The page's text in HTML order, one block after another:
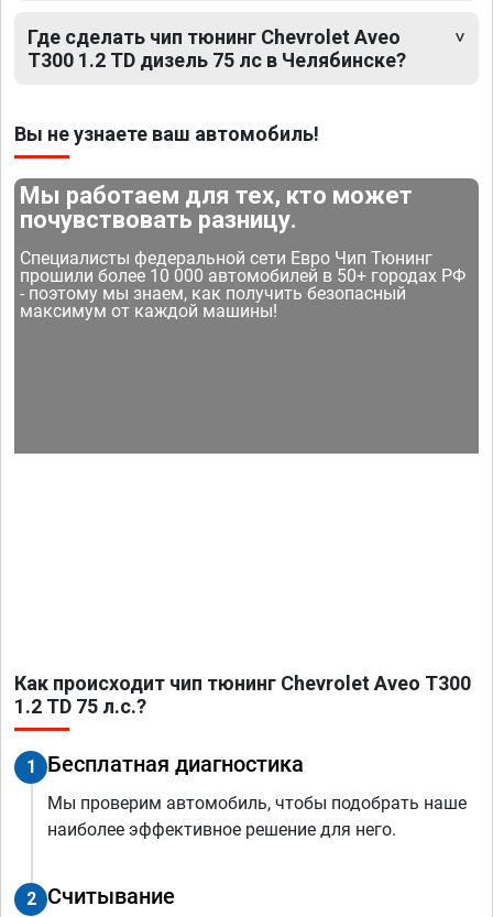
Где сделать чип тюнинг Chevrolet Aveo
T300 1.2 TD дизель 75 лс в Челябинске?
Вы не узнаете ваш автомобиль!
Мы работаем для тех, кто может
почувствовать разницу.
Специалисты федеральной сети Евро Чип Тюнинг
прошили более 10 000 автомобилей в 50+ городах РФ
- поэтому мы знаем, как получить безопасный
максимум от каждой машины!
Как происходит чип тюнинг Chevrolet Aveo T300
1.2 TD 75 л.с.?
1 Бесплатная диагностика
Мы проверим автомобиль, чтобы подобрать наше
наиболее эффективное решение для него.
2 Считывание